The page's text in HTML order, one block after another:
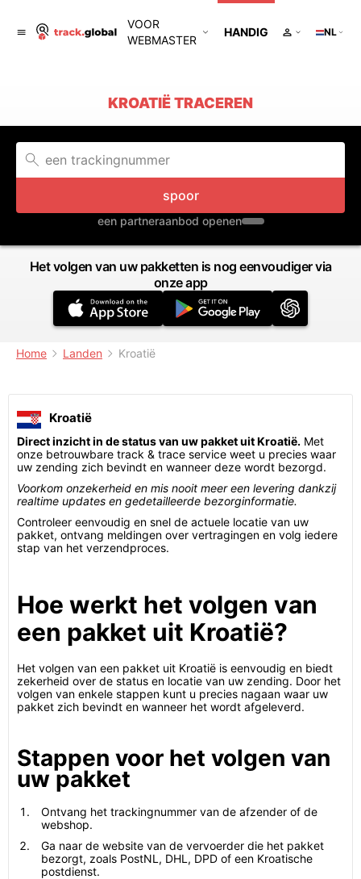
VOOR
WEBMASTER
HANDIG NL
KROATIË TRACEREN
spoor
een partneraanbod openen
Het volgen van uw pakketten is nog eenvoudiger via
onze app
Home Landen Kroatië
Kroatië
Direct inzicht in de status van uw pakket uit Kroatië. Met
onze betrouwbare track & trace service weet u precies waar
uw zending zich bevindt en wanneer deze wordt bezorgd.
Voorkom onzekerheid en mis nooit meer een levering dankzij
realtime updates en gedetailleerde bezorginformatie.
Controleer eenvoudig en snel de actuele locatie van uw
pakket, ontvang meldingen over vertragingen en volg iedere
stap van het verzendproces.
Hoe werkt het volgen van
een pakket uit Kroatië?
Het volgen van een pakket uit Kroatië is eenvoudig en biedt
zekerheid over de status en locatie van uw zending. Door het
volgen van enkele stappen kunt u precies nagaan waar uw
pakket zich bevindt en wanneer het wordt afgeleverd.
Stappen voor het volgen van
uw pakket
Ontvang het trackingnummer van de afzender of de
webshop.
Ga naar de website van de vervoerder die het pakket
bezorgt, zoals PostNL, DHL, DPD of een Kroatische
postdienst.